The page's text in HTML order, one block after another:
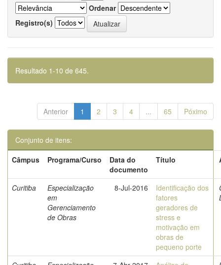
Ordenar
Registro(s)
Resultado 1-10 de 645.
Anterior 1 2 3 4 ... 65 Póximo
Conjunto de itens:
Câmpus
Programa/Curso
Data do
documento
Título
Curitiba
Especialização
em
Gerenciamento
de Obras
8-Jul-2016
Identificação dos
fatores
geradores de
stress e
motivação em
obras de
pequeno porte